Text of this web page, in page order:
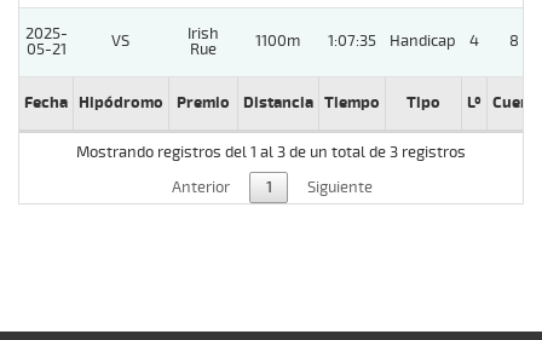
2025-
05-21
VS
Irish
Rue
1100m 1:07:35 Handicap 4 8 1/
Fecha Hipódromo Premio Distancia Tiempo Tipo Lº
Mostrando registros del 1 al 3 de un total de 3 registros
Anterior
1 Siguiente